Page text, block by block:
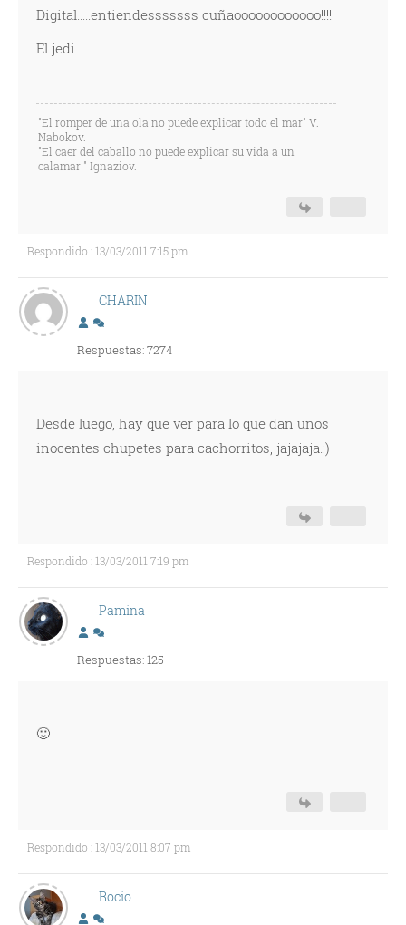
Digital.....entiendesssssss cuñaoooooooooooo!!!!
El jedi
"El romper de una ola no puede explicar todo el mar" V.
Nabokov.
"El caer del caballo no puede explicar su vida a un
calamar " Ignaziov.
Respondido : 13/03/2011 7:15 pm
CHARIN
Respuestas: 7274
Desde luego, hay que ver para lo que dan unos
inocentes chupetes para cachorritos, jajajaja.:)
Respondido : 13/03/2011 7:19 pm
Pamina
Respuestas: 125
🙂
Respondido : 13/03/2011 8:07 pm
Rocio